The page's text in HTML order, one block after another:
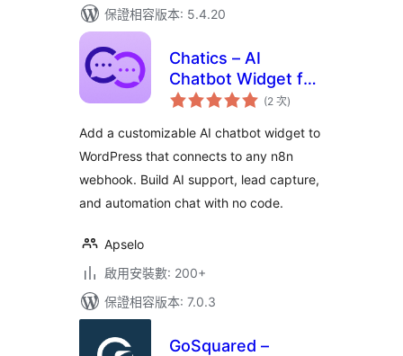
保證相容版本: 5.4.20
Chatics – AI
Chatbot Widget for
WordPress (n8n
(2 次評
分
數
)
Add a customizable AI chatbot widget to
WordPress that connects to any n8n
webhook. Build AI support, lead capture,
and automation chat with no code.
Apselo
啟用安裝數: 200+
保證相容版本: 7.0.3
GoSquared –